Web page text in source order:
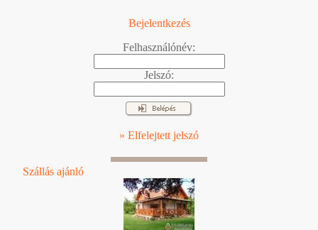
Bejelentkezés
Felhasználónév:
Jelszó:
» Elfelejtett jelszó
Szállás ajánló